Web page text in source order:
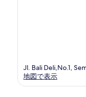
Jl. Bali Deli,No.1,
地図で表示